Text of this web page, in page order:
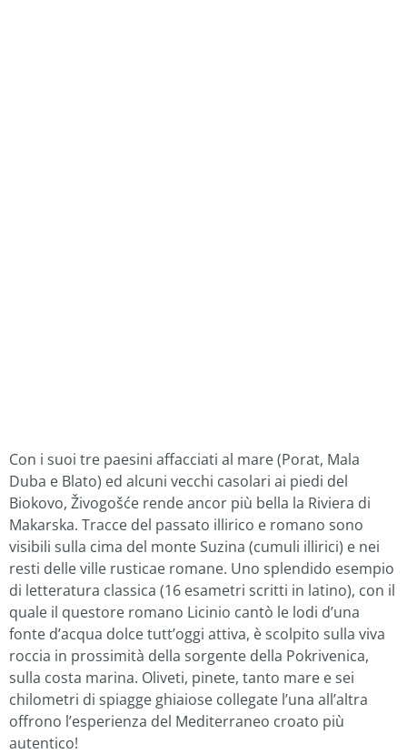
Con i suoi tre paesini affacciati al mare (Porat, Mala
Duba e Blato) ed alcuni vecchi casolari ai piedi del
Biokovo, Živogošće rende ancor più bella la Riviera di
Makarska. Tracce del passato illirico e romano sono
visibili sulla cima del monte Suzina (cumuli illirici) e nei
resti delle ville rusticae romane. Uno splendido esempio
di letteratura classica (16 esametri scritti in latino), con il
quale il questore romano Licinio cantò le lodi d’una
fonte d’acqua dolce tutt’oggi attiva, è scolpito sulla viva
roccia in prossimità della sorgente della Pokrivenica,
sulla costa marina. Oliveti, pinete, tanto mare e sei
chilometri di spiagge ghiaiose collegate l’una all’altra
offrono l’esperienza del Mediterraneo croato più
autentico!